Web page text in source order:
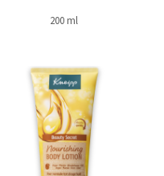
200 ml